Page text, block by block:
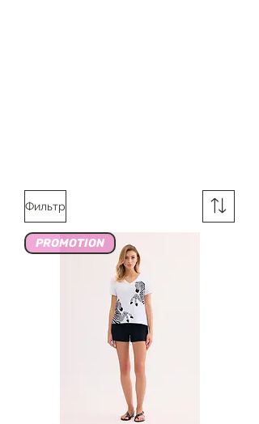
Фильтр
PROMOTION